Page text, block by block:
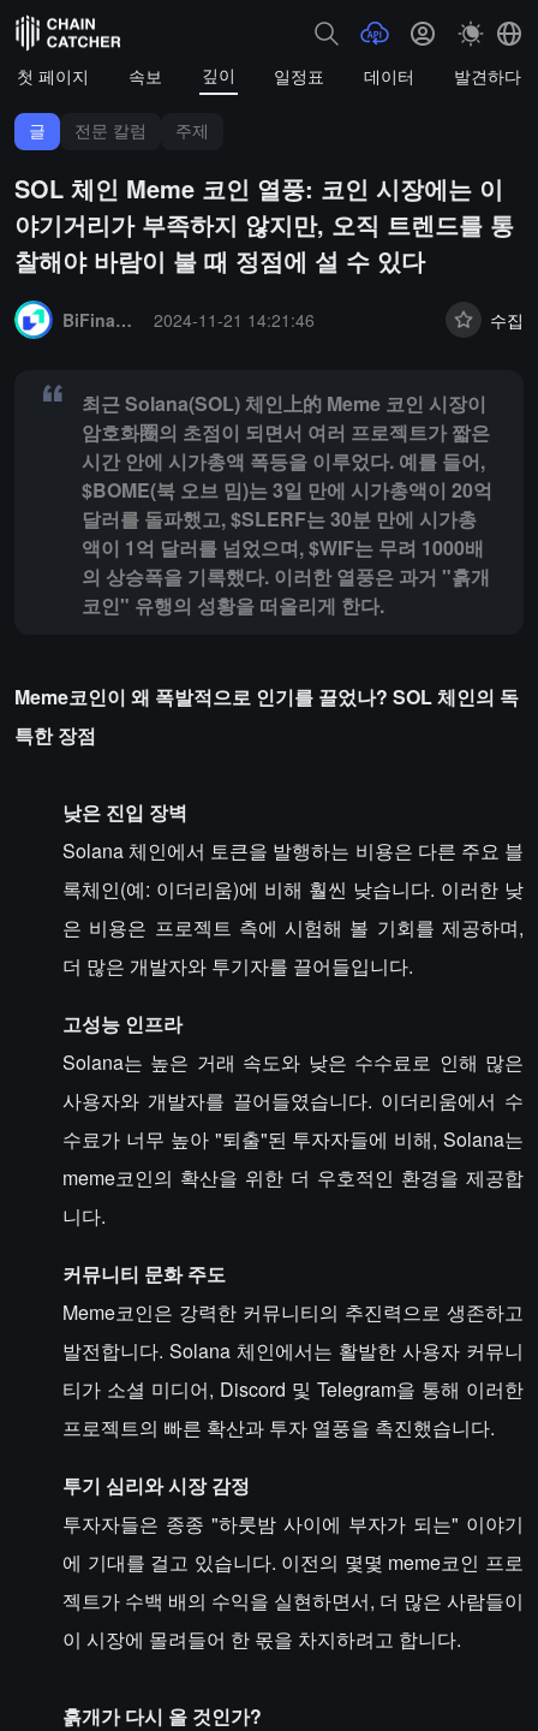
첫 페이지 속보 깊이 일정표 데이터 발견하다
글 전문 칼럼 주제
SOL 체인 Meme 코인 열풍: 코인 시장에는 이
야기거리가 부족하지 않지만, 오직 트렌드를 통
찰해야 바람이 불 때 정점에 설 수 있다
BiFinance 연구원
2024-11-21 14:21:46 수집
최근 Solana(SOL) 체인上的 Meme 코인 시장이
암호화圈의 초점이 되면서 여러 프로젝트가 짧은
시간 안에 시가총액 폭등을 이루었다. 예를 들어,
$BOME(북 오브 밈)는 3일 만에 시가총액이 20억
달러를 돌파했고, $SLERF는 30분 만에 시가총
액이 1억 달러를 넘었으며, $WIF는 무려 1000배
의 상승폭을 기록했다. 이러한 열풍은 과거 "흙개
코인" 유행의 성황을 떠올리게 한다.
Meme코인이 왜 폭발적으로 인기를 끌었나? SOL 체인의 독
특한 장점
낮은 진입 장벽
Solana 체인에서 토큰을 발행하는 비용은 다른 주요 블
록체인(예: 이더리움)에 비해 훨씬 낮습니다. 이러한 낮
은 비용은 프로젝트 측에 시험해 볼 기회를 제공하며,
더 많은 개발자와 투기자를 끌어들입니다.
고성능 인프라
Solana는 높은 거래 속도와 낮은 수수료로 인해 많은
사용자와 개발자를 끌어들였습니다. 이더리움에서 수
수료가 너무 높아 "퇴출"된 투자자들에 비해, Solana는
meme코인의 확산을 위한 더 우호적인 환경을 제공합
니다.
커뮤니티 문화 주도
Meme코인은 강력한 커뮤니티의 추진력으로 생존하고
발전합니다. Solana 체인에서는 활발한 사용자 커뮤니
티가 소셜 미디어, Discord 및 Telegram을 통해 이러한
프로젝트의 빠른 확산과 투자 열풍을 촉진했습니다.
투기 심리와 시장 감정
투자자들은 종종 "하룻밤 사이에 부자가 되는" 이야기
에 기대를 걸고 있습니다. 이전의 몇몇 meme코인 프로
젝트가 수백 배의 수익을 실현하면서, 더 많은 사람들이
이 시장에 몰려들어 한 몫을 차지하려고 합니다.
흙개가 다시 올 것인가?